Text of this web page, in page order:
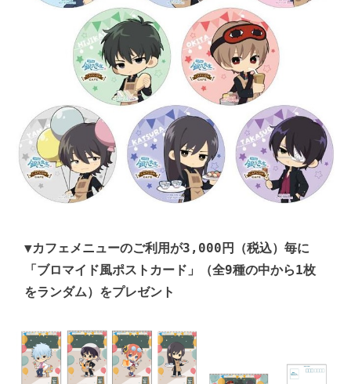
▼カフェメニューのご利用が3,000円（税込）毎に
「ブロマイド風ポストカード」（全9種の中から1枚
をランダム）をプレゼント